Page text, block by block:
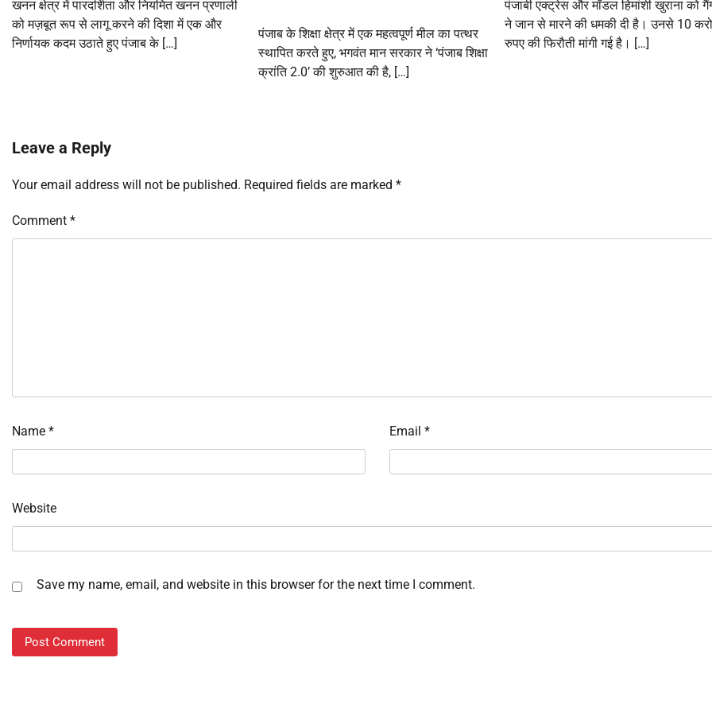
खनन क्षेत्र में पारदर्शिता और नियमित खनन प्रणाली
को मज़बूत रूप से लागू करने की दिशा में एक और
निर्णायक कदम उठाते हुए पंजाब के […]
पंजाब के शिक्षा क्षेत्र में एक महत्वपूर्ण मील का पत्थर
स्थापित करते हुए, भगवंत मान सरकार ने ‘पंजाब शिक्षा
क्रांति 2.0’ की शुरुआत की है, […]
पंजाबी एक्ट्रेस और मॉडल हिमांशी खुराना को
ने जान से मारने की धमकी दी है। उनसे 10
रुपए की फिरौती मांगी गई है। […]
Leave a Reply
Your email address will not be published. Required fields are marked *
Comment *
Name * Email *
Website
Save my name, email, and website in this browser for the next time I comment.